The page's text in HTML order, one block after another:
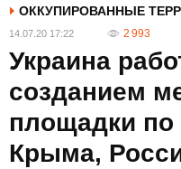
ОККУПИРОВАННЫЕ
14.07.20 17:22 2 993
Украина
созданием
площадки по
Крыма,